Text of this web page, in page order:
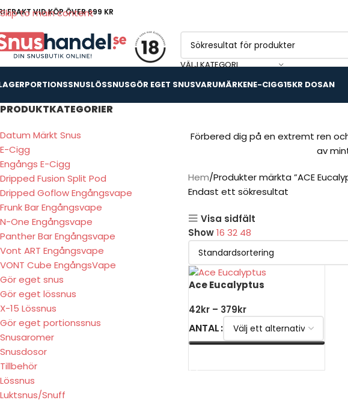
Skip to main content
FRAKT VID KÖP ÖVER 699 KR
VÄLJ KATEGORI
PORTIONSSNUSLÖSSNUSGÖR EGET SNUSVARUMÄRKENE-CIGG15KR DOSAN
PRODUKTKATEGORIER
Datum Märkt Snus
E-Cigg
Engångs E-Cigg
Dripped Fusion Split Pod
Dripped Goflow Engångsvape
Frunk Bar Engångsvape
N-One Engångsvape
Panther Bar Engångsvape
Vont ART Engångsvape
VONT Cube EngångsVape
Gör eget snus
Gör eget lössnus
X-15 Lössnus
Gör eget portionssnus
Snusaromer
Snusdosor
Tillbehör
Lössnus
Luktsnus/Snuff
Förbered dig på en extremt ren
av
Hem Produkter märkta ”ACE
Endast ett sökresultat
Visa sidfält
Show16 32 48
Ace Eucalyptus
42kr – 379kr
ANTAL